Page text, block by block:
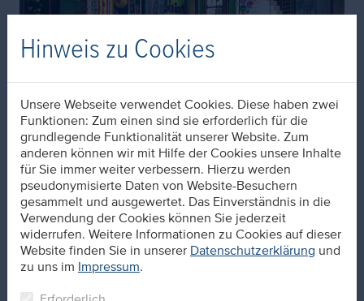
Up, up, and away !
Am Freitag wurde im hessischen Karben im Rhein-Main
Gebiet unser Projekt „Kletterhalle clip’n’climb“ feierlich
eröffnet. Die Bauumsetzung wurde durch den GU - Fa.
Sinner Stahlbau übernommen. Ein spannendes und für
uns eines der wenigen Projekte bei welchem nicht das
Hinweis zu Cookies
Unsere Webseite verwendet Cookies. Diese haben zwei
Funktionen: Zum einen sind sie erforderlich für die
grundlegende Funktionalität unserer Website. Zum
anderen können wir mit Hilfe der Cookies unsere Inhalte
für Sie immer weiter verbessern. Hierzu werden
pseudonymisierte Daten von Website-Besuchern
gesammelt und ausgewertet. Das Einverständnis in die
Verwendung der Cookies können Sie jederzeit
widerrufen. Weitere Informationen zu Cookies auf dieser
Website finden Sie in unserer Datenschutzerklärung und
zu uns im Impressum.